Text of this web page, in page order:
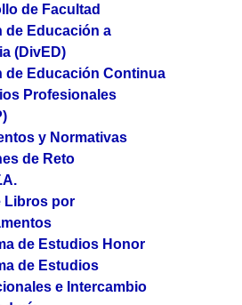
de Facultad
de Educación a
(DivED)
de Educación Continua
Profesionales
y Normativas
de Reto
Libros por
de Estudios Honor
de Estudios
e Intercambio